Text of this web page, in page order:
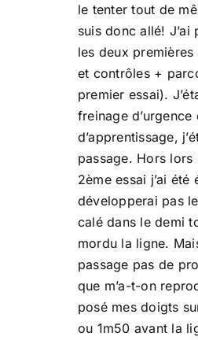
le tenter tout de
suis donc allé! J’ai
les deux
et contrôles +
premier essai).
freinage d’urgence
d’apprentissage,
passage. Hors lors
2ème essai j’ai été
développerai pas
calé dans le demi
mordu la ligne.
passage pas de
que m’a-t-on
posé mes doigts
ou 1m50 avant la